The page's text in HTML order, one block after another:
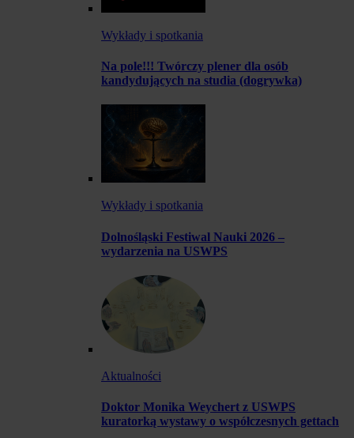
Wykłady i spotkania
Na pole!!! Twórczy plener dla osób
kandydujących na studia (dogrywka)
Wykłady i spotkania
Dolnośląski Festiwal Nauki 2026 –
wydarzenia na USWPS
Aktualności
Doktor Monika Weychert z USWPS
kuratorką wystawy o współczesnych gettach